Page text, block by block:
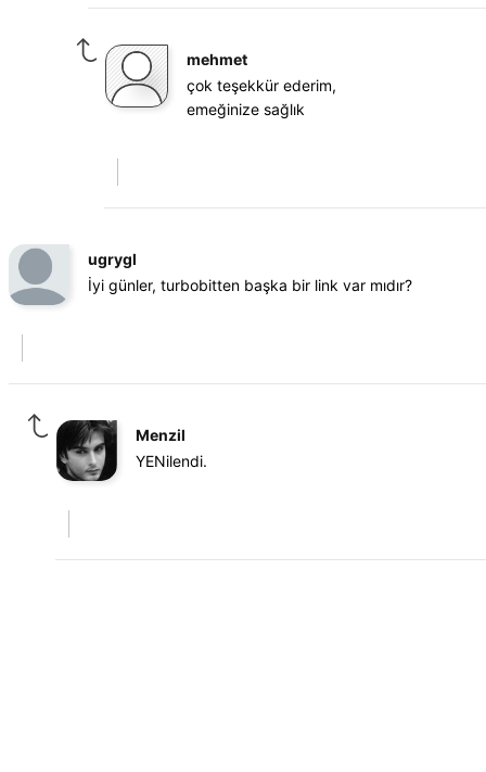
mehmet
çok teşekkür ederim,
emeğinize sağlık
ugrygl
İyi günler, turbobitten başka bir link var mıdır?
Menzil
YENilendi.